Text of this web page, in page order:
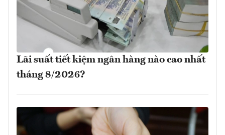
Lãi suất tiết kiệm ngân hàng nào cao nhất
tháng 8/2026?